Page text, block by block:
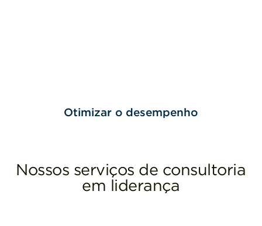
Otimizar o desempenho
Nossos serviços de consultoria
em liderança